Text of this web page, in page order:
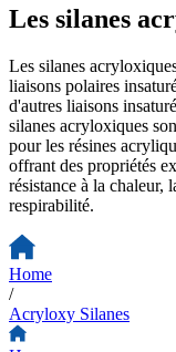
Les silanes
Les silanes
liaisons polaires
d'autres liaisons
silanes acryloxiques
pour les résines
offrant des propriétés
résistance à la chaleur,
respirabilité.
Home
/
Acryloxy Silanes